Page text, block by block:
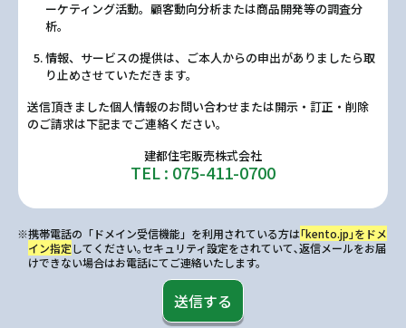
ーケティング活動。顧客動向分析または商品開発等の調査分
析。
情報、サービスの提供は、ご本人からの申出がありましたら取
り止めさせていただきます。
送信頂きました個人情報のお問い合わせまたは開示・訂正・削除
のご請求は下記までご連絡ください。
建都住宅販売株式会社
TEL : 075-411-0700
※携帯電話の「ドメイン受信機能」を利用されている方は｢kento.jp｣をドメ
イン指定してください｡セキュリティ設定をされていて､返信メールをお届
けできない場合はお電話にてご連絡いたします。
送信する